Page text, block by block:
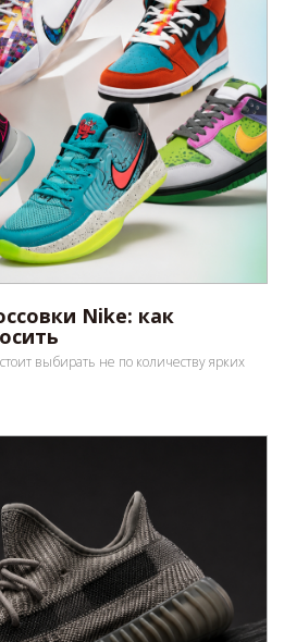
Nike: как
выбирать не по количеству ярких